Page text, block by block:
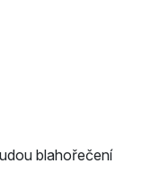
blahořečení